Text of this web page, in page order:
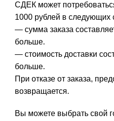
СДЕК может
1000 рублей в следующих
— сумма заказа
больше.
— стоимость доставки
больше.
При отказе от заказа,
возвращается.
Вы можете выбрать свой